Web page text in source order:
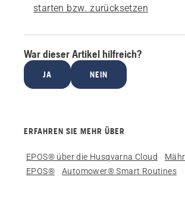
starten bzw. zurücksetzen
War dieser Artikel hilfreich?
JA NEIN
ERFAHREN SIE MEHR ÜBER
EPOS® über die Husqvarna Cloud
EPOS®
Automower® Smart Routines